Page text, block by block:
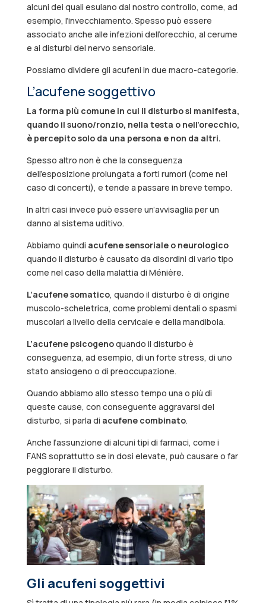
alcuni dei quali esulano dal nostro controllo, come, ad
esempio, l’invecchiamento. Spesso può essere
associato anche alle infezioni dell’orecchio, al cerume
e ai disturbi del nervo sensoriale.
Possiamo dividere gli acufeni in due macro-categorie.
L’acufene soggettivo
La forma più comune in cui il disturbo si manifesta,
quando il suono/ronzio, nella testa o nell’orecchio,
è percepito solo da una persona e non da altri.
Spesso altro non è che la conseguenza
dell’esposizione prolungata a forti rumori (come nel
caso di concerti), e tende a passare in breve tempo.
In altri casi invece può essere un’avvisaglia per un
danno al sistema uditivo.
Abbiamo quindi acufene sensoriale o neurologico
quando il disturbo è causato da disordini di vario tipo
come nel caso della malattia di Ménière.
L’acufene somatico, quando il disturbo è di origine
muscolo-scheletrica, come problemi dentali o spasmi
muscolari a livello della cervicale e della mandibola.
L’acufene psicogenoquando il disturbo è
conseguenza, ad esempio, di un forte stress, di uno
stato ansiogeno o di preoccupazione.
Quando abbiamo allo stesso tempo una o più di
queste cause, con conseguente aggravarsi del
disturbo, si parla di acufene combinato.
Anche l’assunzione di alcuni tipi di farmaci, come i
FANS soprattutto se in dosi elevate, può causare o far
peggiorare il disturbo.
Gli acufeni soggettivi